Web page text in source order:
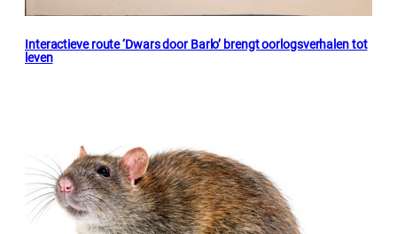
Interactieve route ‘Dwars door Barlo’ brengt oorlogsverhalen tot
leven